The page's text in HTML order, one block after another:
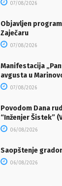
07/08/2026
Objavljen
Zaječaru
07/08/2026
Manifestacija
avgusta u
07/08/2026
Povodom Dana
“Inženjer Šistek”
06/08/2026
Saopštenje
06/08/2026